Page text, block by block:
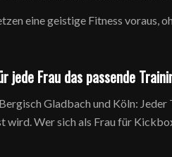
eine geistige Fitness voraus,
jede Frau das passende
Gladbach und Köln:
Wer sich als Frau für